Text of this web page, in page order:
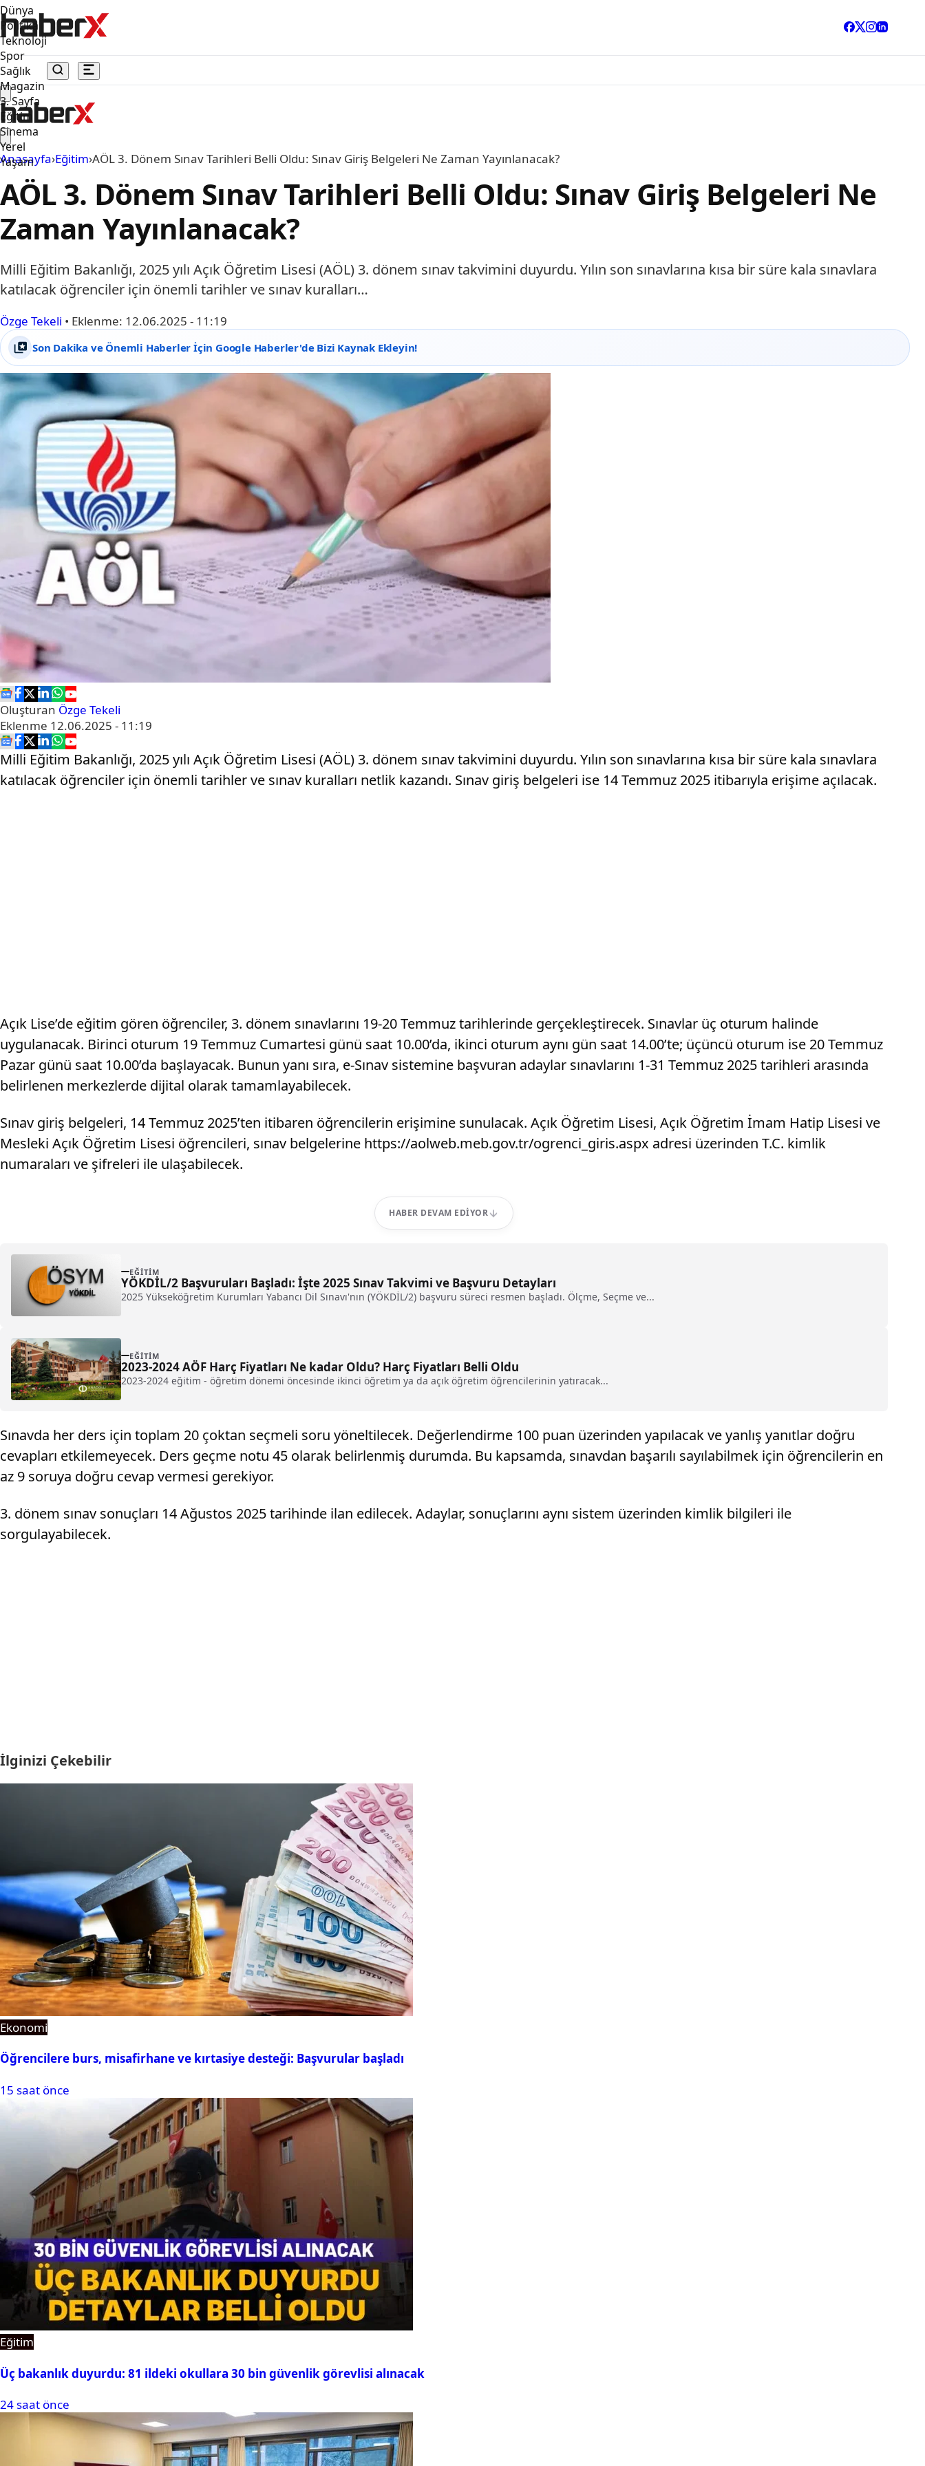
Dünya
Politika
Teknoloji
Spor
Sağlık
Magazin
3. Sayfa
Eğitim
Sinema
Yerel
Yaşam
Anasayfa›Eğitim›AÖL 3. Dönem Sınav Tarihleri Belli Oldu: Sınav Giriş Belgeleri Ne Zaman Yayınlanacak?
AÖL 3. Dönem Sınav Tarihleri Belli Oldu: Sınav Giriş Belgeleri Ne
Zaman Yayınlanacak?
Milli Eğitim Bakanlığı, 2025 yılı Açık Öğretim Lisesi (AÖL) 3. dönem sınav takvimini duyurdu. Yılın son sınavlarına kısa bir süre kala sınavlara
katılacak öğrenciler için önemli tarihler ve sınav kuralları…
Özge Tekeli • Eklenme: 12.06.2025 - 11:19
Son Dakika ve Önemli Haberler İçin Google Haberler'de Bizi Kaynak Ekleyin!
Oluşturan Özge Tekeli
Eklenme 12.06.2025 - 11:19
Milli Eğitim Bakanlığı, 2025 yılı Açık Öğretim Lisesi (AÖL) 3. dönem sınav takvimini duyurdu. Yılın son sınavlarına kısa bir süre kala sınavlara
katılacak öğrenciler için önemli tarihler ve sınav kuralları netlik kazandı. Sınav giriş belgeleri ise 14 Temmuz 2025 itibarıyla erişime açılacak.
Açık Lise’de eğitim gören öğrenciler, 3. dönem sınavlarını 19-20 Temmuz tarihlerinde gerçekleştirecek. Sınavlar üç oturum halinde
uygulanacak. Birinci oturum 19 Temmuz Cumartesi günü saat 10.00’da, ikinci oturum aynı gün saat 14.00’te; üçüncü oturum ise 20 Temmuz
Pazar günü saat 10.00’da başlayacak. Bunun yanı sıra, e-Sınav sistemine başvuran adaylar sınavlarını 1-31 Temmuz 2025 tarihleri arasında
belirlenen merkezlerde dijital olarak tamamlayabilecek.
Sınav giriş belgeleri, 14 Temmuz 2025’ten itibaren öğrencilerin erişimine sunulacak. Açık Öğretim Lisesi, Açık Öğretim İmam Hatip Lisesi ve
Mesleki Açık Öğretim Lisesi öğrencileri, sınav belgelerine https://aolweb.meb.gov.tr/ogrenci_giris.aspx adresi üzerinden T.C. kimlik
numaraları ve şifreleri ile ulaşabilecek.
HABER DEVAM EDIYOR
EĞITIM
YÖKDİL/2 Başvuruları Başladı: İşte 2025 Sınav Takvimi ve Başvuru Detayları
2025 Yükseköğretim Kurumları Yabancı Dil Sınavı'nın (YÖKDİL/2) başvuru süreci resmen başladı. Ölçme, Seçme ve...
EĞITIM
2023-2024 AÖF Harç Fiyatları Ne kadar Oldu? Harç Fiyatları Belli Oldu
2023-2024 eğitim - öğretim dönemi öncesinde ikinci öğretim ya da açık öğretim öğrencilerinin yatıracak...
Sınavda her ders için toplam 20 çoktan seçmeli soru yöneltilecek. Değerlendirme 100 puan üzerinden yapılacak ve yanlış yanıtlar doğru
cevapları etkilemeyecek. Ders geçme notu 45 olarak belirlenmiş durumda. Bu kapsamda, sınavdan başarılı sayılabilmek için öğrencilerin en
az 9 soruya doğru cevap vermesi gerekiyor.
3. dönem sınav sonuçları 14 Ağustos 2025 tarihinde ilan edilecek. Adaylar, sonuçlarını aynı sistem üzerinden kimlik bilgileri ile
sorgulayabilecek.
İlginizi Çekebilir
Ekonomi
Öğrencilere burs, misafirhane ve kırtasiye desteği: Başvurular başladı
15 saat önce
Eğitim
Üç bakanlık duyurdu: 81 ildeki okullara 30 bin güvenlik görevlisi alınacak
24 saat önce